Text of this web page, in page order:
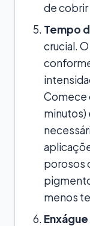
de
Tempo
crucial.
Comece
minutos)
porosos
menos